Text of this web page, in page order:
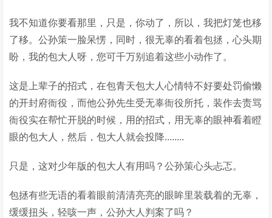
我不知道你要看那里，只是，你动了，所以，我把灯笼也移
了移。公孙策一脸呆愣，同时，很无辜的看着包拯，心头期
盼，我的包大人呀，您可千万别追着这些小动作了。
这是上辈子的招式，在包青天包大人心情特不好要处罚偷懒
的开封府衙役，而他公孙先生受无辜衙役所托，装作去责骂
衙役实在帮忙开脱的时候，用的招式，用无辜的眼神看着瞪
眼的包大人，然后，包大人就会投降........
只是，这对少年版的包大人有用吗？公孙策心头忐忑。
包拯有些无语的看着眼前清清亮亮的眼眸里装载着的无辜，
缓缓扭头，轻咳一声，公孙大人判案了吗？